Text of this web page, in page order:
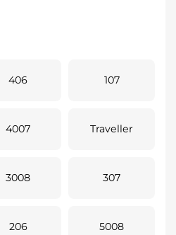
406 107
4007 Traveller
3008 307
206 5008